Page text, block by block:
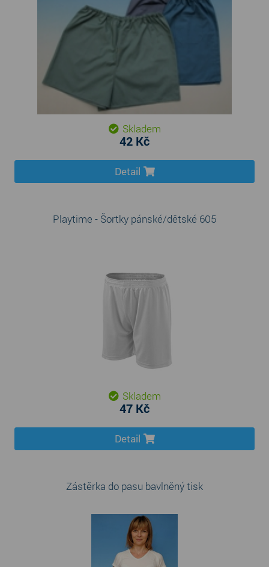
Skladem
42 Kč
Detail
Playtime - Šortky pánské/dětské 605
Skladem
47 Kč
Detail
Zástěrka do pasu bavlněný tisk